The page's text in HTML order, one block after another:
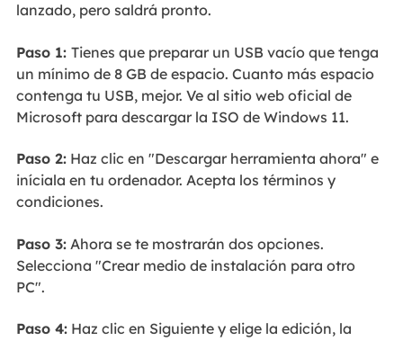
lanzado, pero saldrá pronto.
Paso 1: Tienes que preparar un USB vacío que tenga
un mínimo de 8 GB de espacio. Cuanto más espacio
contenga tu USB, mejor. Ve al sitio web oficial de
Microsoft para descargar la ISO de Windows 11.
Paso 2:Haz clic en "Descargar herramienta ahora" e
iníciala en tu ordenador. Acepta los términos y
condiciones.
Paso 3:Ahora se te mostrarán dos opciones.
Selecciona "Crear medio de instalación para otro
PC".
Paso 4:Haz clic en Siguiente y elige la edición, la